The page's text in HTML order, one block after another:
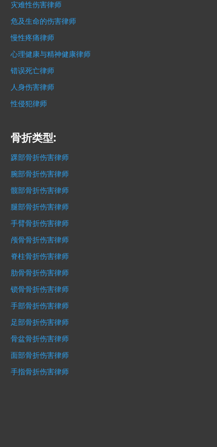
灾难性伤害律师
危及生命的伤害律师
慢性疼痛律师
心理健康与精神健康律师
错误死亡律师
人身伤害律师
性侵犯律师
骨折类型:
踝部骨折伤害律师
腕部骨折伤害律师
髋部骨折伤害律师
腿部骨折伤害律师
手臂骨折伤害律师
颅骨骨折伤害律师
脊柱骨折伤害律师
肋骨骨折伤害律师
锁骨骨折伤害律师
手部骨折伤害律师
足部骨折伤害律师
骨盆骨折伤害律师
面部骨折伤害律师
手指骨折伤害律师